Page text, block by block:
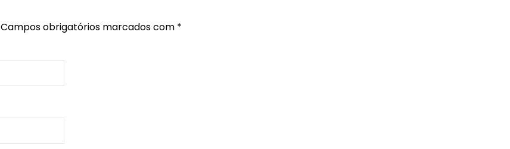
Campos obrigatórios marcados com *